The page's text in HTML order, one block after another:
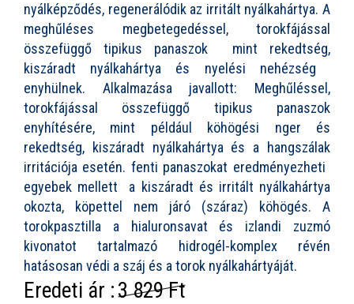
nyálképződés, regenerálódik az irritált nyálkahártya. A
meghűléses megbetegedéssel, torokfájással
összefüggő tipikus panaszok  mint rekedtség,
kiszáradt nyálkahártya és nyelési nehézség 
enyhülnek. Alkalmazása javallott: Meghűléssel,
torokfájással összefüggő tipikus panaszok
enyhítésére, mint például köhögési nger és
rekedtség, kiszáradt nyálkahártya és a hangszálak
irritációja esetén. fenti panaszokat eredményezheti 
egyebek mellett  a kiszáradt és irritált nyálkahártya
okozta, köpettel nem járó (száraz) köhögés. A
torokpasztilla a hialuronsavat és izlandi zuzmó
kivonatot tartalmazó hidrogél-komplex révén
hatásosan védi a száj és a torok nyálkahártyáját.
Eredeti ár :3 829 Ft